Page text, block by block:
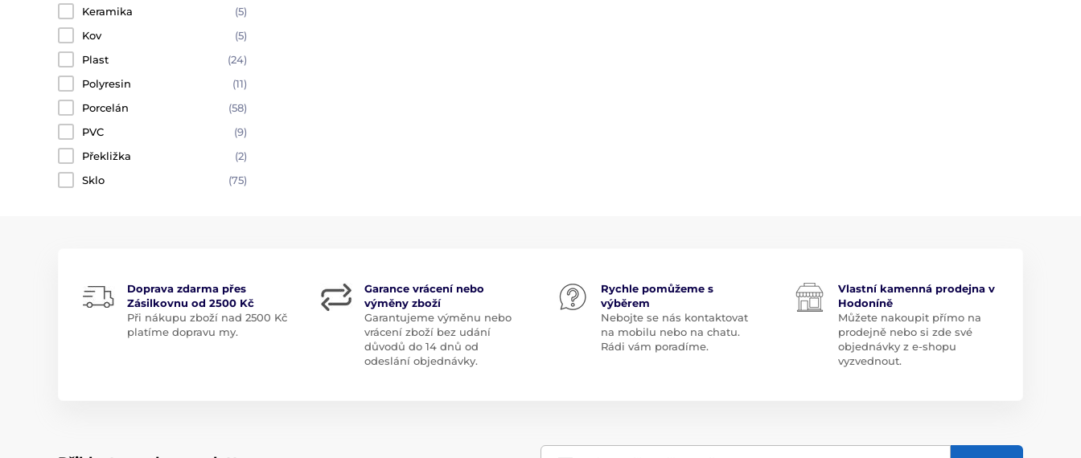
Keramika
(5)
Kov
(5)
Plast
(24)
Polyresin
(11)
Porcelán
(58)
PVC
(9)
Překližka
(2)
Sklo
(75)
Doprava zdarma přes
Zásilkovnu od 2500 Kč
Při nákupu zboží nad 2500 Kč
platíme dopravu my.
Garance vrácení nebo
výměny zboží
Garantujeme výměnu nebo
vrácení zboží bez udání
důvodů do 14 dnů od
odeslání objednávky.
Rychle pomůžeme s
výběrem
Nebojte se nás kontaktovat
na mobilu nebo na chatu.
Rádi vám poradíme.
Vlastní kamenná prodejna v
Hodoníně
Můžete nakoupit přímo na
prodejně nebo si zde své
objednávky z e-shopu
vyzvednout.